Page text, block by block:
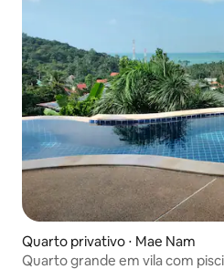
Quarto privativo ⋅ Mae Nam
Quarto grande em vila com